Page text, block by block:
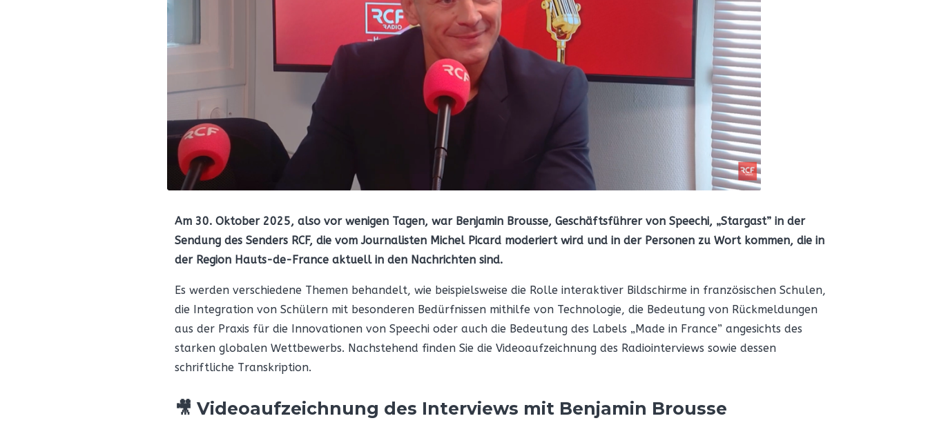
Am 30. Oktober 2025, also vor wenigen Tagen, war Benjamin Brousse, Geschäftsführer von Speechi, „Stargast” in der
Sendung des Senders RCF, die vom Journalisten Michel Picard moderiert wird und in der Personen zu Wort kommen, die in
der Region Hauts-de-France aktuell in den Nachrichten sind.
Es werden verschiedene Themen behandelt, wie beispielsweise die Rolle interaktiver Bildschirme in französischen Schulen,
die Integration von Schülern mit besonderen Bedürfnissen mithilfe von Technologie, die Bedeutung von Rückmeldungen
aus der Praxis für die Innovationen von Speechi oder auch die Bedeutung des Labels „Made in France” angesichts des
starken globalen Wettbewerbs. Nachstehend finden Sie die Videoaufzeichnung des Radiointerviews sowie dessen
schriftliche Transkription.
🎥 Videoaufzeichnung des Interviews mit Benjamin Brousse